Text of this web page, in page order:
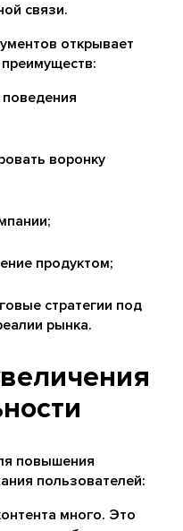
связи.
открывает
воронку
продуктом;
стратегии под
рынка.
повышения
пользователей:
много. Это